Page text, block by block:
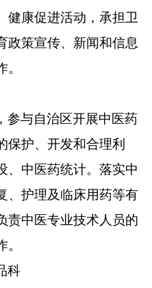
健康促进活动，承担卫
政策宣传、新闻和信息
参与自治区开展中医药
保护、开发和合理利
、中医药统计。落实中
、护理及临床用药等有
责中医专业技术人员的
科